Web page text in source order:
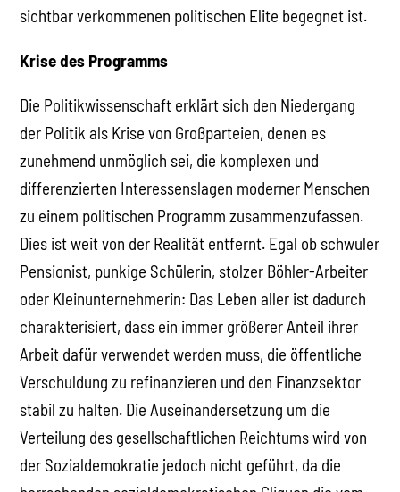
sichtbar verkommenen politischen Elite begegnet ist.
Krise des Programms
Die Politikwissenschaft erklärt sich den Niedergang
der Politik als Krise von Großparteien, denen es
zunehmend unmöglich sei, die komplexen und
differenzierten Interessenslagen moderner Menschen
zu einem politischen Programm zusammenzufassen.
Dies ist weit von der Realität entfernt. Egal ob schwuler
Pensionist, punkige Schülerin, stolzer Böhler-Arbeiter
oder Kleinunternehmerin: Das Leben aller ist dadurch
charakterisiert, dass ein immer größerer Anteil ihrer
Arbeit dafür verwendet werden muss, die öffentliche
Verschuldung zu refinanzieren und den Finanzsektor
stabil zu halten. Die Auseinandersetzung um die
Verteilung des gesellschaftlichen Reichtums wird von
der Sozialdemokratie jedoch nicht geführt, da die